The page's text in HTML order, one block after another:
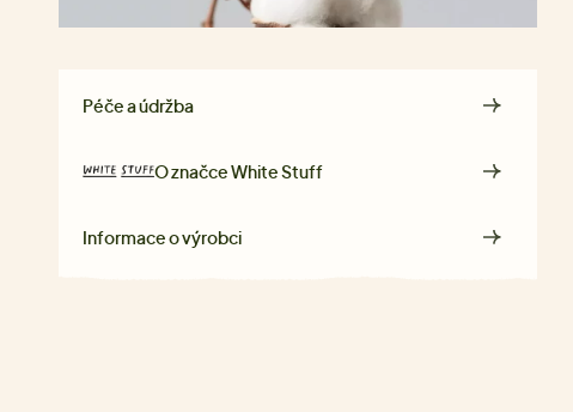
Péče a údržba
O značceWhite Stuff
Informace o výrobci